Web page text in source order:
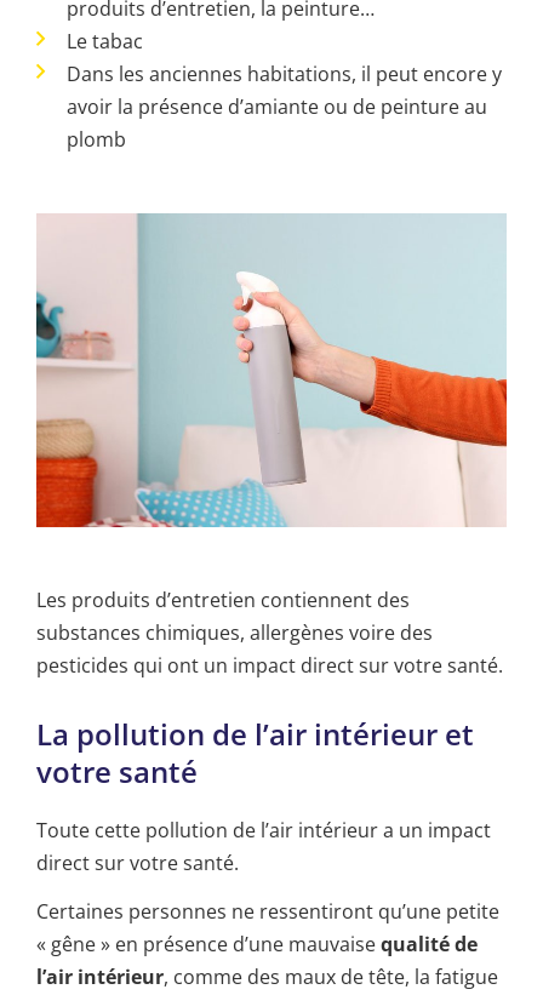
produits d’entretien, la peinture…
Le tabac
Dans les anciennes habitations, il peut encore y
avoir la présence d’amiante ou de peinture au
plomb
Les produits d’entretien contiennent des
substances chimiques, allergènes voire des
pesticides qui ont un impact direct sur votre santé.
La pollution de l’air intérieur et
votre santé
Toute cette pollution de l’air intérieur a un impact
direct sur votre santé.
Certaines personnes ne ressentiront qu’une petite
« gêne » en présence d’une mauvaisequalité de
l’air intérieur, comme des maux de tête, la fatigue